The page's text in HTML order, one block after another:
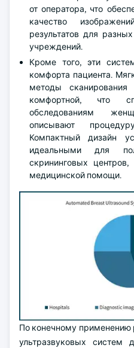
от оператора, что
качество
результатов для
учреждений.
Кроме того, эти
комфорта пациента.
методы
комфортной, что
обследованиям
описывают
Компактный дизайн
идеальными для
скрининговых
медицинской помощи.
По конечному применению
ультразвуковых систем